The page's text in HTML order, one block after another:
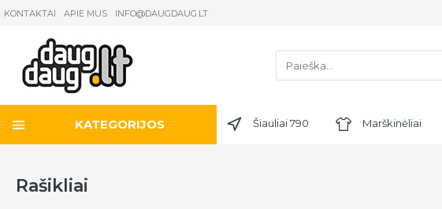
KONTAKTAI APIE MUS INFO@DAUGDAUG.LT
KATEGORIJOS Šiauliai 790 Marškinėliai
Rašikliai